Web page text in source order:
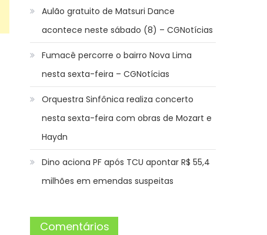
Aulão gratuito de Matsuri Dance
acontece neste sábado (8) – CGNotícias
Fumacê percorre o bairro Nova Lima
nesta sexta-feira – CGNotícias
Orquestra Sinfônica realiza concerto
nesta sexta-feira com obras de Mozart e
Haydn
Dino aciona PF após TCU apontar R$ 55,4
milhões em emendas suspeitas
Comentários